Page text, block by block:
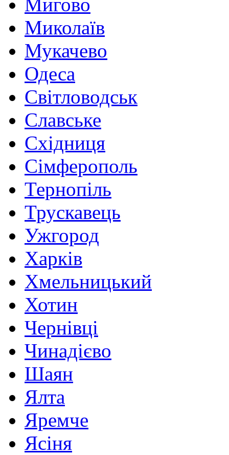
Мигово
Миколаїв
Мукачево
Одеса
Світловодськ
Славське
Східниця
Сімферополь
Тернопіль
Трускавець
Ужгород
Харків
Хмельницький
Хотин
Чернівці
Чинадієво
Шаян
Ялта
Яремче
Ясіня